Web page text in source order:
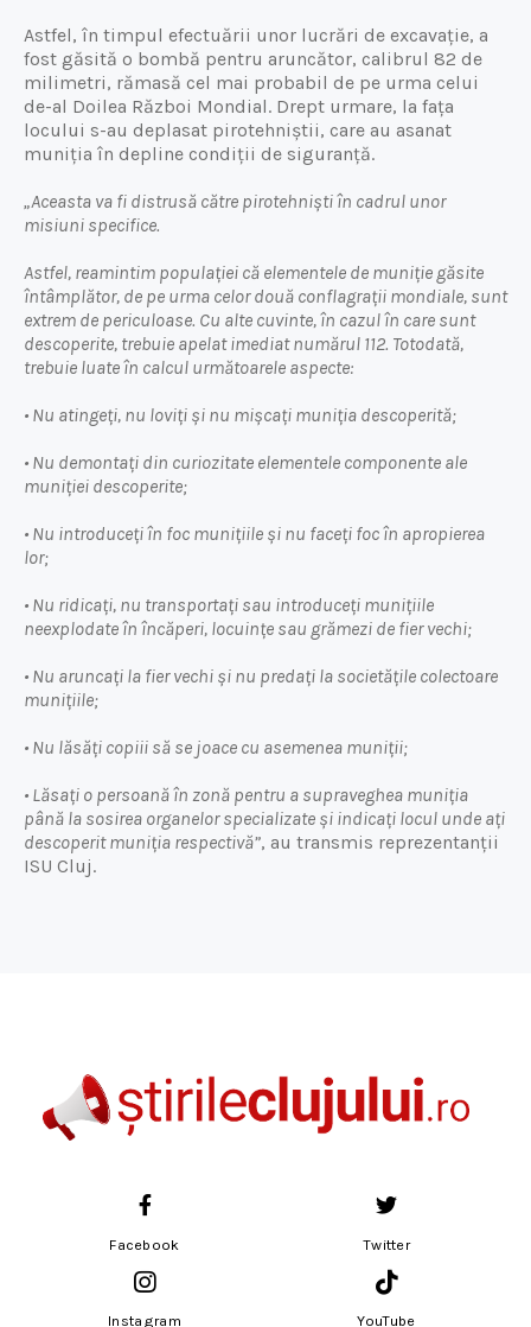
Astfel, în timpul efectuării unor lucrări de excavație, a
fost găsită o bombă pentru aruncător, calibrul 82 de
milimetri, rămasă cel mai probabil de pe urma celui
de-al Doilea Război Mondial. Drept urmare, la fața
locului s-au deplasat pirotehniștii, care au asanat
muniția în depline condiții de siguranță.
„Aceasta va fi distrusă către pirotehniști în cadrul unor
misiuni specifice.
Astfel, reamintim populației că elementele de muniție găsite
întâmplător, de pe urma celor două conflagrații mondiale, sunt
extrem de periculoase. Cu alte cuvinte, în cazul în care sunt
descoperite, trebuie apelat imediat numărul 112. Totodată,
trebuie luate în calcul următoarele aspecte:
• Nu atingeți, nu loviți și nu mișcați muniția descoperită;
• Nu demontați din curiozitate elementele componente ale
muniției descoperite;
• Nu introduceți în foc munițiile și nu faceți foc în apropierea
lor;
• Nu ridicați, nu transportați sau introduceți munițiile
neexplodate în încăperi, locuințe sau grămezi de fier vechi;
• Nu aruncați la fier vechi și nu predați la societățile colectoare
munițiile;
• Nu lăsăți copiii să se joace cu asemenea muniții;
• Lăsați o persoană în zonă pentru a supraveghea muniția
până la sosirea organelor specializate și indicați locul unde ați
descoperit muniția respectivă”, au transmis reprezentanții
ISU Cluj.
Facebook Twitter
Instagram YouTube